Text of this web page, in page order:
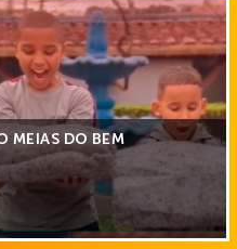
MEIAS DO BEM